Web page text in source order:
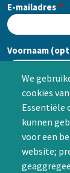
We
cookies
Essentiële
kunnen
voor een
website;
E-mailadres
Voornaam
Achternaam
CAPTCHA